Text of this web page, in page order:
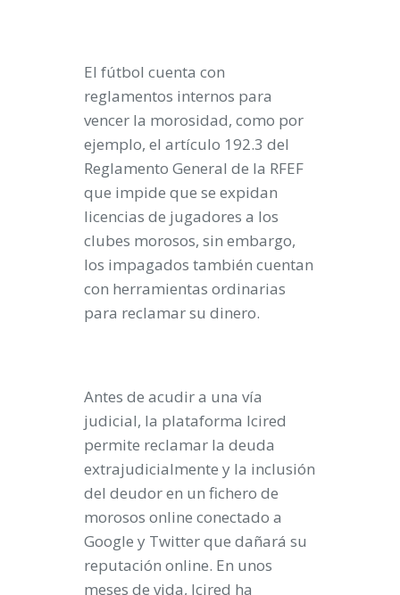
El fútbol cuenta con
reglamentos internos para
vencer la morosidad, como por
ejemplo, el artículo 192.3 del
Reglamento General de la RFEF
que impide que se expidan
licencias de jugadores a los
clubes morosos, sin embargo,
los impagados también cuentan
con herramientas ordinarias
para reclamar su dinero.
Antes de acudir a una vía
judicial, la plataforma Icired
permite reclamar la deuda
extrajudicialmente y la inclusión
del deudor en un fichero de
morosos online conectado a
Google y Twitterque dañará su
reputación online. En unos
meses de vida, Icired ha